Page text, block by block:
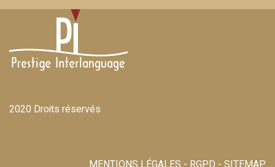
2020 Droits réservés